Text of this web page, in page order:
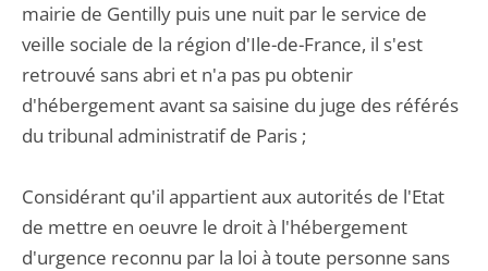
mairie de Gentilly puis une nuit par le service de
veille sociale de la région d'Ile-de-France, il s'est
retrouvé sans abri et n'a pas pu obtenir
d'hébergement avant sa saisine du juge des référés
du tribunal administratif de Paris ;
Considérant qu'il appartient aux autorités de l'Etat
de mettre en oeuvre le droit à l'hébergement
d'urgence reconnu par la loi à toute personne sans